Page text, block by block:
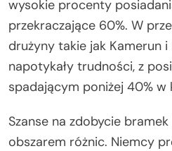
wysokie procenty
przekraczające 60%. W
drużyny takie jak Kamerun i
napotykały trudności, z
spadającym poniżej 40% w
Szanse na zdobycie
obszarem różnic. Niemcy